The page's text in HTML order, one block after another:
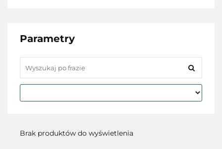
Parametry
Brak produktów do wyświetlenia